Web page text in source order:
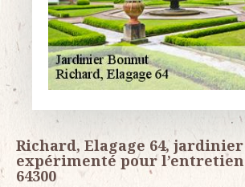
Richard, Elagage 64, jardinier
expérimenté pour
64300